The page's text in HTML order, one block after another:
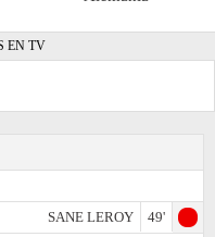
EN TV
SANE LEROY
49'